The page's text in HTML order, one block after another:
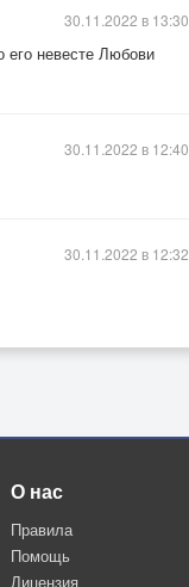
его невесте Любови
30.11.2022 в 13:30
30.11.2022 в 12:40
30.11.2022 в 12:32
О нас
Правила
Помощь
Лицензия